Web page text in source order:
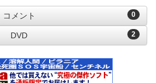
0
コメント
2
DVD